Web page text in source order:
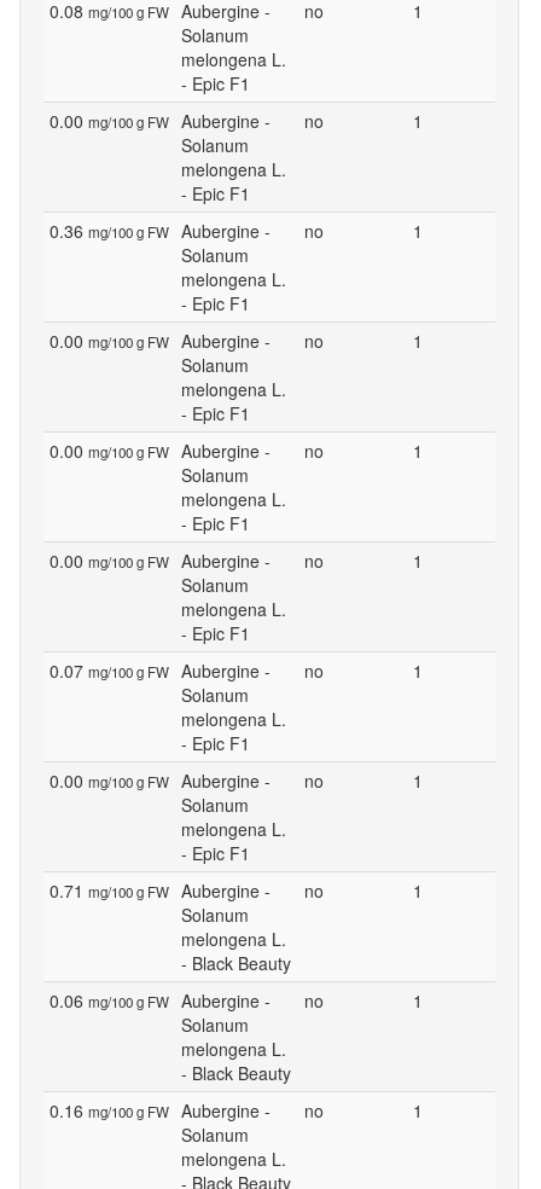
0.08 mg/100 g FW
Aubergine -
Solanum
melongena L.
- Epic F1
no 1
0.00 mg/100 g FW
Aubergine -
Solanum
melongena L.
- Epic F1
no 1
0.36 mg/100 g FW
Aubergine -
Solanum
melongena L.
- Epic F1
no 1
0.00 mg/100 g FW
Aubergine -
Solanum
melongena L.
- Epic F1
no 1
0.00 mg/100 g FW
Aubergine -
Solanum
melongena L.
- Epic F1
no 1
0.00 mg/100 g FW
Aubergine -
Solanum
melongena L.
- Epic F1
no 1
0.07 mg/100 g FW
Aubergine -
Solanum
melongena L.
- Epic F1
no 1
0.00 mg/100 g FW
Aubergine -
Solanum
melongena L.
- Epic F1
no 1
0.71 mg/100 g FW
Aubergine -
Solanum
melongena L.
- Black Beauty
no 1
0.06 mg/100 g FW
Aubergine -
Solanum
melongena L.
- Black Beauty
no 1
0.16 mg/100 g FW
Aubergine -
Solanum
melongena L.
- Black Beauty
no 1